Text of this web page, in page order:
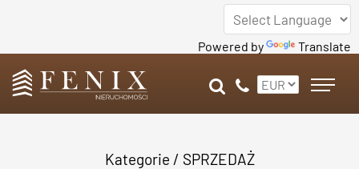
Powered by Translate
Kategorie / SPRZEDAŻ